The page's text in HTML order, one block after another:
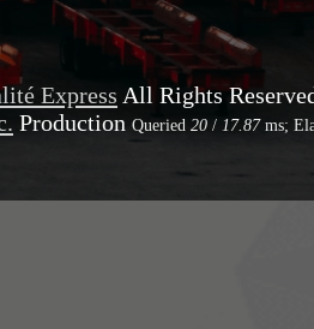
Express All Rights
Production Queried 20 / 17.87ms;